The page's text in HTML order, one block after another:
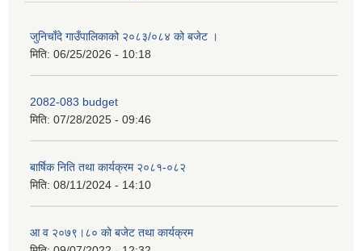
जुनिचाँदे गाउँपालिकाको २०८३/०८४ को बजेट ।
मिति: 06/25/2026 - 10:18
2082-083 budget
मिति: 07/28/2025 - 09:46
बार्षिक निति तथा कार्यक्रम २०८१-०८२
मिति: 08/11/2024 - 14:10
आ व २०७९।८० को बजेट तथा कार्यक्रम